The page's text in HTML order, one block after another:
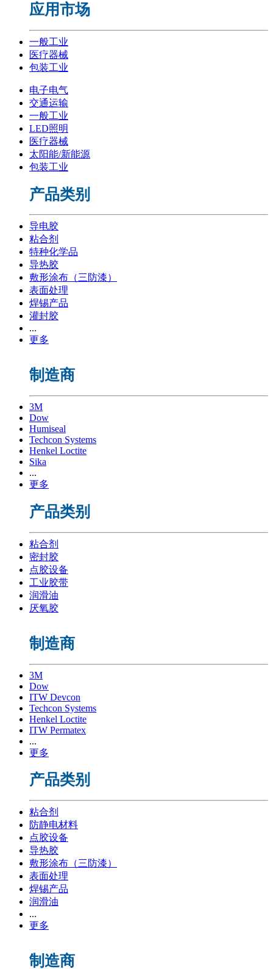
应用市场
一般工业
医疗器械
包装工业
电子电气
交通运输
一般工业
LED照明
医疗器械
太阳能/新能源
包装工业
产品类别
导电胶
粘合剂
特种化学品
导热胶
敷形涂布（三防漆）
表面处理
焊锡产品
灌封胶
...
更多
制造商
3M
Dow
Humiseal
Techcon Systems
Henkel Loctite
Sika
...
更多
产品类别
粘合剂
密封胶
点胶设备
工业胶带
润滑油
厌氧胶
制造商
3M
Dow
ITW Devcon
Techcon Systems
Henkel Loctite
ITW Permatex
...
更多
产品类别
粘合剂
防静电材料
点胶设备
导热胶
敷形涂布（三防漆）
表面处理
焊锡产品
润滑油
...
更多
制造商